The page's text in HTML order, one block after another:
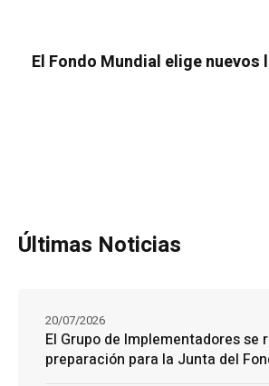
El Fondo Mundial elige
Últimas Noticias
El Grupo de Implementadores se
preparación para la Junta del
20/07/2026